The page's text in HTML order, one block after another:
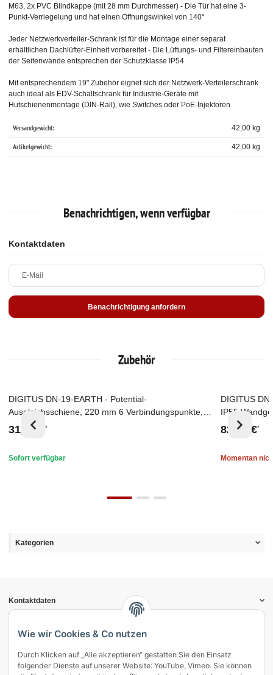
Wie wir Cookies & Co nutzen
Durch Klicken auf „Alle akzeptieren“ gestatten Sie den Einsatz
folgender Dienste auf unserer Website: YouTube, Vimeo. Sie können
M63, 2x PVC Blindkappe (mit 28 mm Durchmesser) - Die Tür hat eine 3-
Punkt-Verriegelung und hat einen Öffnungswinkel von 140°
Jeder Netzwerkverteiler-Schrank ist für die Montage einer separat
erhältlichen Dachlüfter-Einheit vorbereitet - Die Lüftungs- und Filtereinbauten
der Seitenwände entsprechen der Schutzklasse IP54
Mit entsprechendem 19" Zubehör eignet sich der Netzwerk-Verteilerschrank
auch ideal als EDV-Schaltschrank für Industrie-Geräte mit
Hutschienenmontage (DIN-Rail), wie Switches oder PoE-Injektoren
Versandgewicht: 42,00 kg
Artikelgewicht: 42,00 kg
Benachrichtigen, wenn verfügbar
Kontaktdaten
E-Mail
Benachrichtigung anfordern
Zubehör
Top
DIGITUS DN-19-EARTH - Potential-
Ausgleichsschiene, 220 mm 6 Verbindungspunkte,
incl. Erdungskabel
31,06 € *
Sofort verfügbar
DIGITUS
IP55
82,48 €*
Momentan
Kategorien
Kontaktdaten
Informationen
Gesetzliche Informationen
Vertrag widerrufen